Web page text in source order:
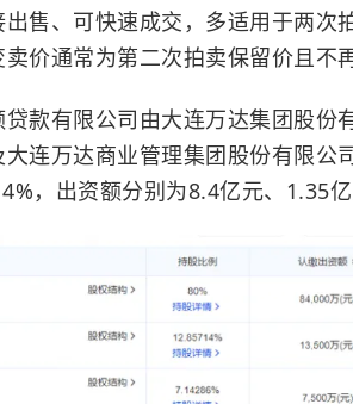
售、可快速成交，多适用于两次
价通常为第二次拍卖保留价且不
款有限公司由大连万达集团股份
连万达商业管理集团股份有限公
，出资额分别为8.4亿元、1.35亿